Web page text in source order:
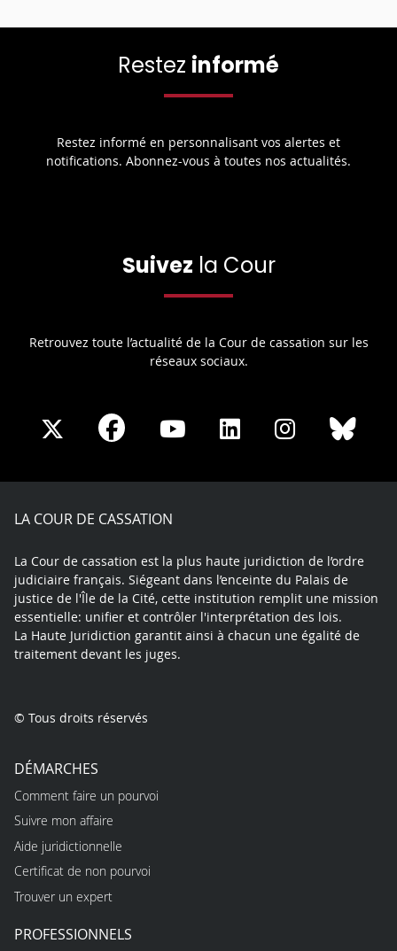
Restez informé
Restez informé en personnalisant vos alertes et
notifications. Abonnez-vous à toutes nos actualités.
Suivez la Cour
Retrouvez toute l’actualité de la Cour de cassation sur les
réseaux sociaux.
Share
X
Share
Facebook
Share
Youtube
Share
LinkedIn
Share
Instagram
LA COUR DE CASSATION
La Cour de cassation est la plus haute juridiction de l’ordre
judiciaire français. Siégeant dans l’enceinte du Palais de
justice de l'Île de la Cité, cette institution remplit une mission
essentielle: unifier et contrôler l'interprétation des lois.
La Haute Juridiction garantit ainsi à chacun une égalité de
traitement devant les juges.
© Tous droits réservés
DÉMARCHES
Comment faire un pourvoi
Suivre mon affaire
Aide juridictionnelle
Certificat de non pourvoi
Trouver un expert
PROFESSIONNELS